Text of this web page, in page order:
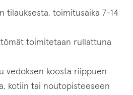
tilauksesta, toimitusaika 7-14
toimitetaan rullattuna
vedoksen koosta riippuen
kotiin tai noutopisteeseen